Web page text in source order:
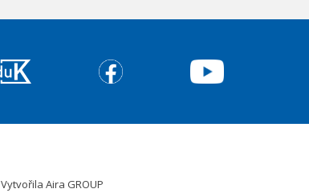
VytvořilaAira GROUP